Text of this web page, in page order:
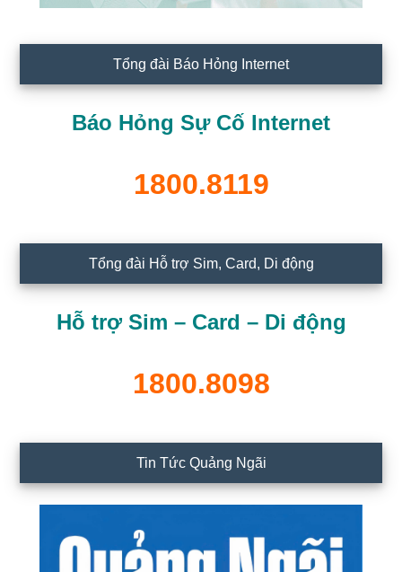
Tổng đài Báo Hỏng Internet
Báo Hỏng Sự Cố Internet
1800.8119
Tổng đài Hỗ trợ Sim, Card, Di động
Hỗ trợ Sim – Card – Di động
1800.8098
Tin Tức Quảng Ngãi